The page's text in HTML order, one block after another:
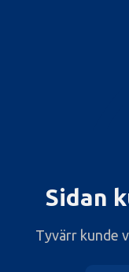
Sidan
Tyvärr kunde